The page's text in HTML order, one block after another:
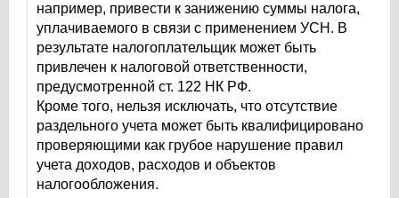
например, привести к занижению суммы налога,
уплачиваемого в связи с применением УСН. В
результате налогоплательщик может быть
привлечен к налоговой ответственности,
предусмотренной ст. 122 НК РФ.
Кроме того, нельзя исключать, что отсутствие
раздельного учета может быть квалифицировано
проверяющими как грубое нарушение правил
учета доходов, расходов и объектов
налогообложения.